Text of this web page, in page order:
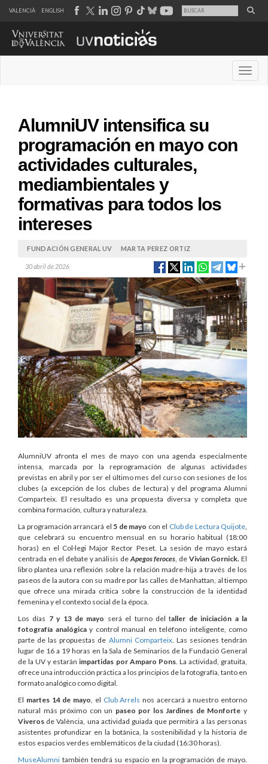
VALENCIÀ ENGLISH
AlumniUV intensifica su
programación en mayo con
actividades culturales,
mediambientales y
formativas para todos los
intereses
FUNDACIÓN GENERAL UV MARTA PEREZ ORTIZ
30 abril de 2026
AlumniUV afronta el mes de mayo con una agenda especialmente
intensa, marcada por la reprogramación de algunas actividades
previstas en abril y por ser el último mes del curso con sesiones de los
clubes (a excepción de los clubes de lectura) y del programa Alumni
Comparteix. El resultado es una propuesta diversa y completa que
combina formación, cultura y naturaleza.
La programación arrancará el 5 de mayo con el Club de Lectura Quijote
que celebrará su encuentro mensual en su horario habitual (18:00
horas) en el Col·legi Major Rector Peset. La sesión de mayo estará
centrada en el debate y análisis de Apegos feroces , de Vivian Gornick. El
libro plantea una reflexión sobre la relación madre-hija a través de los
paseos de la autora con su madre por las calles de Manhattan, al tiempo
que ofrece una mirada crítica sobre la construcción de la identidad
femenina y el contexto social de la época.
Los días 7 y 13 de mayo será el turno del taller de iniciación a la
fotografía analógicay control manual en teléfono inteligente, como
parte de las propuestas de Alumni Comparteix. Las sesiones tendrán
lugar de 16 a 19 horas en la Sala de Seminarios de la Fundació General
de la UV y estaránimpartidas por Amparo Pons. La actividad, gratuita,
ofrece una introducción práctica a los principios de la fotografía, tanto en
formato analógico como digital.
El martes 14 de mayo , el Club Arrels nos acercará a nuestro entorno
natural más próximo con un paseo por los Jardines de Monforte y
Viveros de València, una actividad guiada que permitirá a las personas
asistentes profundizar en la botánica, la sostenibilidad y la historia de
estos espacios verdes emblemáticos de la ciudad (16:30 horas).
MuseAlumni también tendrá su espacio en la programación de mayo.